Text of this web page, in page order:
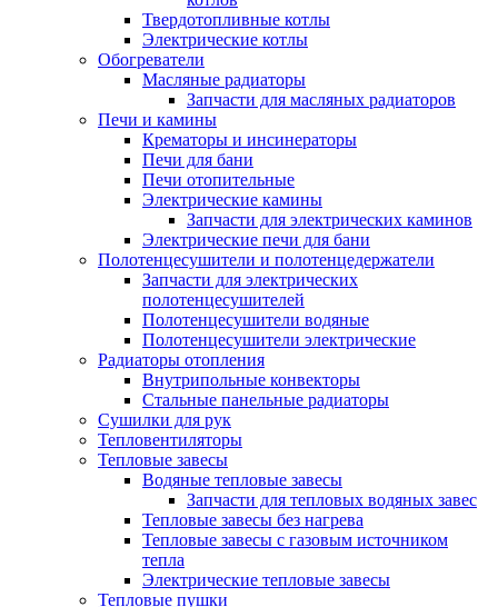
Твердотопливные котлы
Электрические котлы
Обогреватели
Масляные радиаторы
Запчасти для масляных радиаторов
Печи и камины
Крематоры и инсинераторы
Печи для бани
Печи отопительные
Электрические камины
Запчасти для электрических каминов
Электрические печи для бани
Полотенцесушители и полотенцедержатели
Запчасти для электрических
полотенцесушителей
Полотенцесушители водяные
Полотенцесушители электрические
Радиаторы отопления
Внутрипольные конвекторы
Стальные панельные радиаторы
Сушилки для рук
Тепловентиляторы
Тепловые завесы
Водяные тепловые завесы
Запчасти для тепловых водяных завес
Тепловые завесы без нагрева
Тепловые завесы с газовым источником
тепла
Электрические тепловые завесы
Тепловые пушки